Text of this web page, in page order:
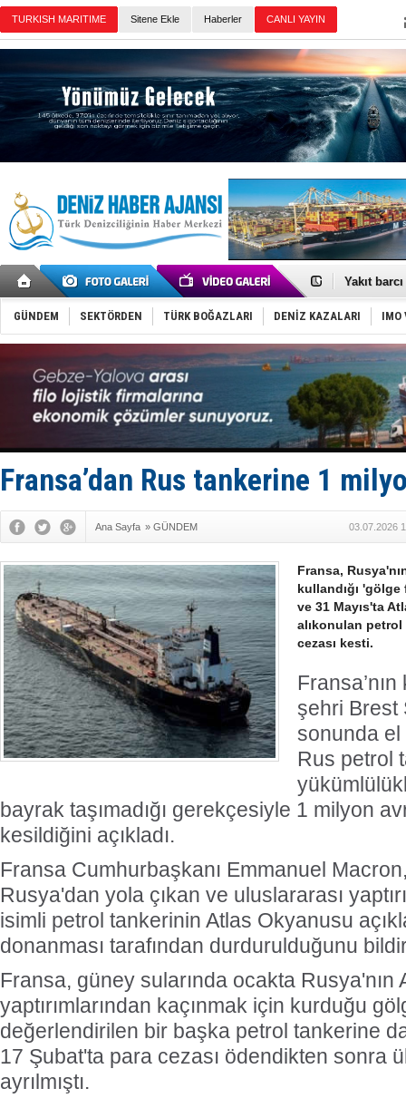
Sitene Ekle Haberler
'REGAL
Yakıt
Rus
Tatil
Rusya,
Enejota
Denizcilik
‘14.
Taksi
TÜRKLİM
GÜNDEM SEKTÖRDEN TÜRK BOĞAZLARI DENİZ KAZALARI IMO
Fransa’dan Rus tankerine 1
Ana Sayfa » GÜNDEM 03.07.2026
Fransa,
kullandığı
ve 31 Mayıs'ta
alıkonulan
cezası kesti.
Fransa’nın
şehri Brest
sonunda el
Rus petrol
bayrak taşımadığı gerekçesiyle 1 milyon
kesildiğini açıkladı.
Fransa Cumhurbaşkanı Emmanuel
Rusya'dan yola çıkan ve uluslararası
isimli petrol tankerinin Atlas Okyanusu
donanması tarafından durdurulduğunu
Fransa, güney sularında ocakta Rusya'nın
yaptırımlarından kaçınmak için kurduğu
değerlendirilen bir başka petrol tankerine
17 Şubat'ta para cezası ödendikten sonra
ayrılmıştı.